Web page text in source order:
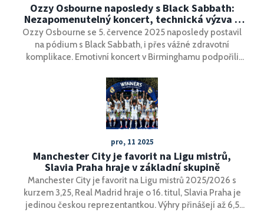
Ozzy Osbourne naposledy s Black Sabbath:
Nezapomenutelný koncert, technická výzva a
dojemné rozloučení
Ozzy Osbourne se 5. července 2025 naposledy postavil
na pódium s Black Sabbath, i přes vážné zdravotní
komplikace. Emotivní koncert v Birminghamu podpořili
charitu. Akce vyústila v plánovaný film a stala se milníkem
historie metalu.
pro, 11 2025
Manchester City je favorit na Ligu mistrů,
Slavia Praha hraje v základní skupině
Manchester City je favorit na Ligu mistrů 2025/2026 s
kurzem 3,25, Real Madrid hraje o 16. titul, Slavia Praha je
jedinou českou reprezentantkou. Výhry přinášejí až 6,5